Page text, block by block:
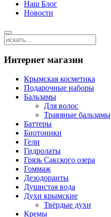
Наш Блог
Новости
Интернет магазин
Крымская косметика
Подарочные наборы
Бальзамы
Для волос
Травяные бальзамы
Баттеры
Биотоники
Гели
Гидролаты
Грязь Сакского озера
Гоммаж
Дезодоранты
Душистая вода
Духи крымские
Твёрдые духи
Кремы